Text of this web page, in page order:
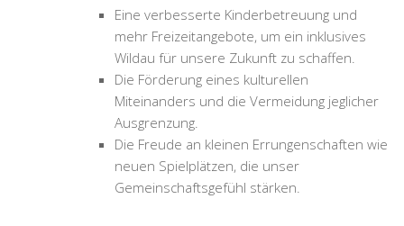
Eine verbesserte Kinderbetreuung und
mehr Freizeitangebote, um ein inklusives
Wildau für unsere Zukunft zu schaffen.
Die Förderung eines kulturellen
Miteinanders und die Vermeidung jeglicher
Ausgrenzung.
Die Freude an kleinen Errungenschaften wie
neuen Spielplätzen, die unser
Gemeinschaftsgefühl stärken.